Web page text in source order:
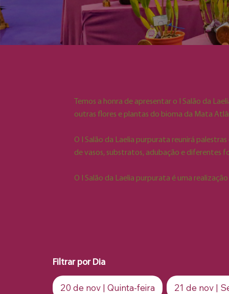
Temos a honra de apresentar o I Salão da
outras flores e plantas do bioma da Mata
O I Salão da Laelia purpurata reunirá
de vasos, substratos, adubação e diferentes
O I Salão da Laelia purpurata é uma
Filtrar por Dia
20 de nov | Quinta-feira 21 de nov |